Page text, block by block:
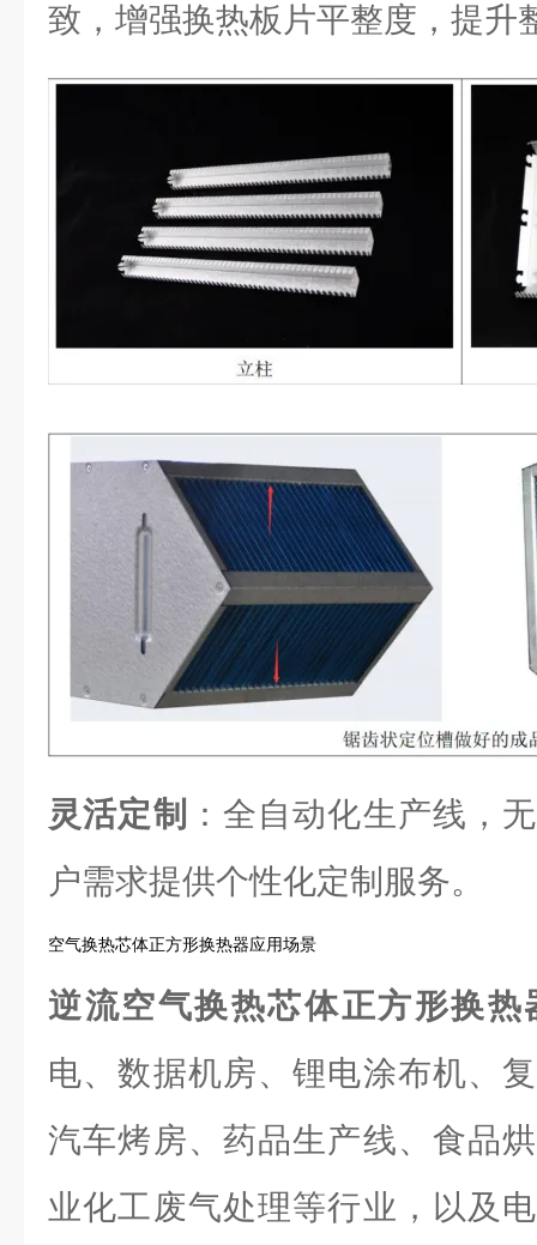
致，增强换热板片平整度，提升
灵活定制
：全自动化生产线，
户需求提供个性化定制服务。
空气换热芯体正方形换热器应用场景
逆流空气换热芯体正方形换热
电、数据机房、锂电涂布机、
汽车烤房、药品生产线、食品
业化工废气处理等行业，以及